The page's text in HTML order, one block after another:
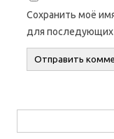
Сохранить моё
для последующих